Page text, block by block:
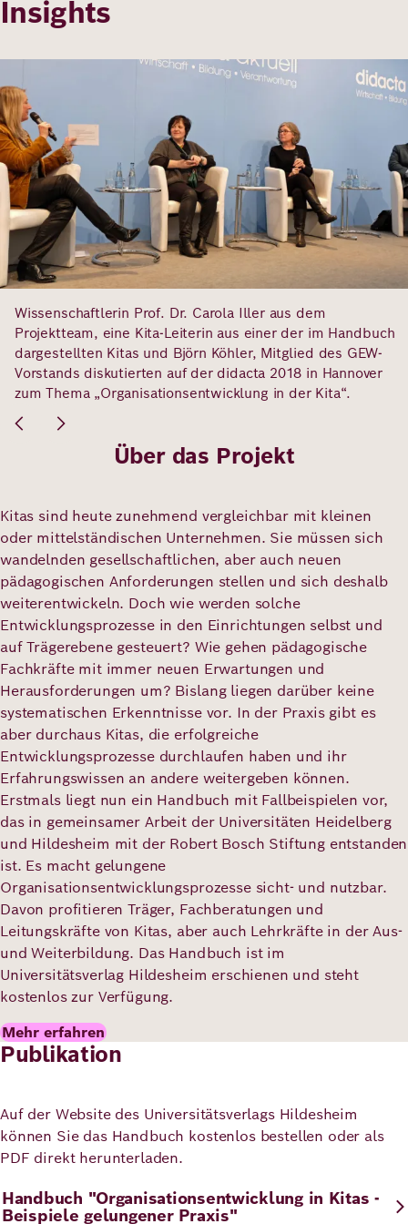
Insights
Insights
Wissenschaftlerin Prof. Dr. Carola Iller aus dem
Projektteam, eine Kita-Leiterin aus einer der im Handbuch
dargestellten Kitas und Björn Köhler, Mitglied des GEW-
Vorstands diskutierten auf der didacta 2018 in Hannover
zum Thema „Organisationsentwicklung in der Kita“.
Über das Projekt
Kitas sind heute zunehmend vergleichbar mit kleinen
oder mittelständischen Unternehmen. Sie müssen sich
wandelnden gesellschaftlichen, aber auch neuen
pädagogischen Anforderungen stellen und sich deshalb
weiterentwickeln. Doch wie werden solche
Entwicklungsprozesse in den Einrichtungen selbst und
auf Trägerebene gesteuert? Wie gehen pädagogische
Fachkräfte mit immer neuen Erwartungen und
Herausforderungen um? Bislang liegen darüber keine
systematischen Erkenntnisse vor. In der Praxis gibt es
aber durchaus Kitas, die erfolgreiche
Entwicklungsprozesse durchlaufen haben und ihr
Erfahrungswissen an andere weitergeben können.
Erstmals liegt nun ein Handbuch mit Fallbeispielen vor,
das in gemeinsamer Arbeit der Universitäten Heidelberg
und Hildesheim mit der Robert Bosch Stiftung entstanden
ist. Es macht gelungene
Organisationsentwicklungsprozesse sicht- und nutzbar.
Davon profitieren Träger, Fachberatungen und
Leitungskräfte von Kitas, aber auch Lehrkräfte in der Aus-
und Weiterbildung. Das Handbuch ist im
Universitätsverlag Hildesheim erschienen und steht
kostenlos zur Verfügung.
Mehr erfahren
Publikation
Auf der Website des Universitätsverlags Hildesheim
können Sie das Handbuch kostenlos bestellen oder als
PDF direkt herunterladen.
Handbuch "Organisationsentwicklung in Kitas -
Beispiele gelungener Praxis"